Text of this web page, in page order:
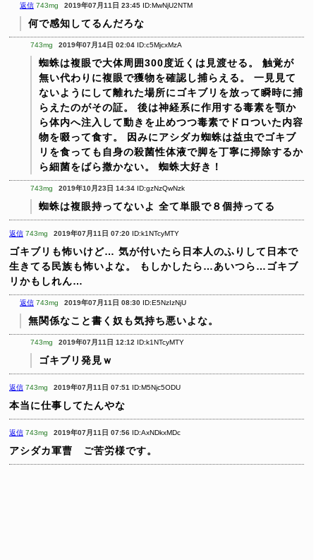
返信 743mg 2019年07月11日 23:45 ID:MwNjU2NTM
何で感知してるんだろな
743mg 2019年07月14日 02:04 ID:c5MjcxMzA
蜘蛛は複眼で大体周囲300度近くは見渡せる。
触覚が
無い代わりに複眼で獲物を確認し捕らえる。
一見見て
ないようにして離れた場所にゴキブリを放って瞬時に捕
らえたのがその証。
後は神経系に作用する毒素を顎か
ら体内へ注入して動きを止めつつ毒素でドロついた内容
物を啜って食す。
因みにアシダカ蜘蛛は益虫でゴキブ
リを食っても自身の殺菌性体液で脚を丁寧に掃除するか
ら細菌をばら撒かない。
蜘蛛大好き！
743mg 2019年10月23日 14:34 ID:gzNzQwNzk
蜘蛛は複眼持ってないよ 全て単眼で８個持ってる
返信 743mg 2019年07月11日 07:20 ID:k1NTcyMTY
ゴキブリも怖いけど… 気が付いたら日本人のふりして日本で
生きてる民族も怖いよな。
もしかしたら…あいつら…ゴキブ
リかもしれん…
返信 743mg 2019年07月11日 08:30 ID:E5NzIzNjU
無関係なこと書く奴も気持ち悪いよな。
743mg 2019年07月11日 12:12 ID:k1NTcyMTY
ゴキブリ発見ｗ
返信 743mg 2019年07月11日 07:51 ID:M5Njc5ODU
本当に仕事してたんやな
返信 743mg 2019年07月11日 07:56 ID:AxNDkxMDc
アシダカ軍曹 ご苦労様です。